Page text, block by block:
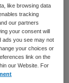
like browsing data
tracking
our partners
your consent will
ads you see may not
your choices or
link on the
our Website. For